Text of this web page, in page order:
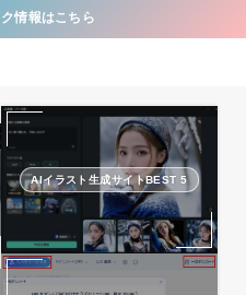
情報はこちら
AIイラスト生成サイトBEST 5